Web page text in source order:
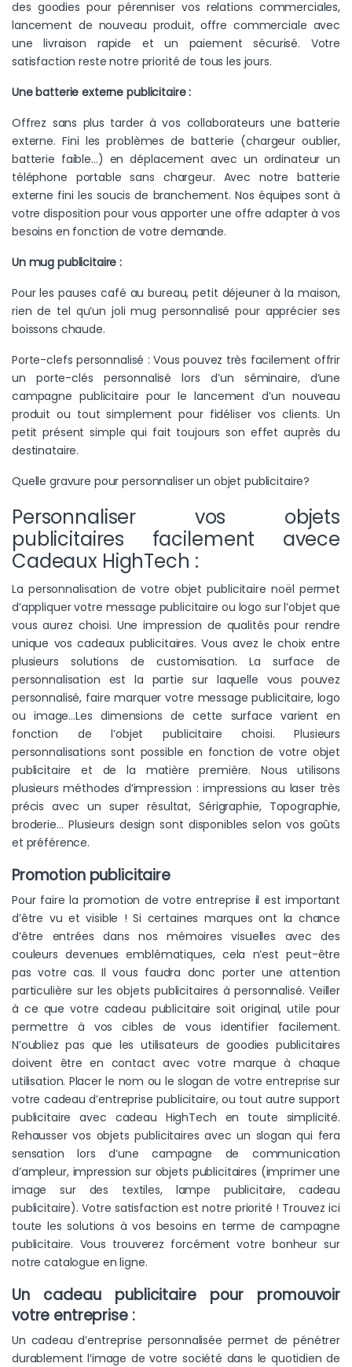
des goodies pour pérenniser vos relations commerciales,
lancement de nouveau produit, offre commerciale avec
une livraison rapide et un paiement sécurisé. Votre
satisfaction reste notre priorité de tous les jours.
Une batterie externe publicitaire :
Offrez sans plus tarder à vos collaborateurs une batterie
externe. Fini les problèmes de batterie (chargeur oublier,
batterie faible…) en déplacement avec un ordinateur un
téléphone portable sans chargeur. Avec notre batterie
externe fini les soucis de branchement. Nos équipes sont à
votre disposition pour vous apporter une offre adapter à vos
besoins en fonction de votre demande.
Un mug publicitaire :
Pour les pauses café au bureau, petit déjeuner à la maison,
rien de tel qu’un joli mug personnalisé pour apprécier ses
boissons chaude.
Porte-clefs personnalisé : Vous pouvez très facilement offrir
un porte-clés personnalisé lors d’un séminaire, d’une
campagne publicitaire pour le lancement d’un nouveau
produit ou tout simplement pour fidéliser vos clients. Un
petit présent simple qui fait toujours son effet auprès du
destinataire.
Quelle gravure pour personnaliser un objet publicitaire?
Personnaliser vos objets
publicitaires facilement avece
Cadeaux HighTech :
La personnalisation de votre objet publicitaire noël permet
d’appliquer votre message publicitaire ou logo sur l’objet que
vous aurez choisi. Une impression de qualités pour rendre
unique vos cadeaux publicitaires. Vous avez le choix entre
plusieurs solutions de customisation. La surface de
personnalisation est la partie sur laquelle vous pouvez
personnalisé, faire marquer votre message publicitaire, logo
ou image…Les dimensions de cette surface varient en
fonction de l’objet publicitaire choisi. Plusieurs
personnalisations sont possible en fonction de votre objet
publicitaire et de la matière première. Nous utilisons
plusieurs méthodes d’impression : impressions au laser très
précis avec un super résultat, Sérigraphie, Topographie,
broderie… Plusieurs design sont disponibles selon vos goûts
et préférence.
Promotion publicitaire
Pour faire la promotion de votre entreprise il est important
d’être vu et visible ! Si certaines marques ont la chance
d’être entrées dans nos mémoires visuelles avec des
couleurs devenues emblématiques, cela n’est peut-être
pas votre cas. Il vous faudra donc porter une attention
particulière sur les objets publicitaires à personnalisé. Veiller
à ce que votre cadeau publicitaire soit original, utile pour
permettre à vos cibles de vous identifier facilement.
N’oubliez pas que les utilisateurs de goodies publicitaires
doivent être en contact avec votre marque à chaque
utilisation. Placer le nom ou le slogan de votre entreprise sur
votre cadeau d’entreprise publicitaire, ou tout autre support
publicitaire avec cadeau HighTech en toute simplicité.
Rehausser vos objets publicitaires avec un slogan qui fera
sensation lors d’une campagne de communication
d’ampleur, impression sur objets publicitaires (imprimer une
image sur des textiles, lampe publicitaire, cadeau
publicitaire). Votre satisfaction est notre priorité ! Trouvez ici
toute les solutions à vos besoins en terme de campagne
publicitaire. Vous trouverez forcément votre bonheur sur
notre catalogue en ligne.
Un cadeau publicitaire pour promouvoir
votre entreprise :
Un cadeau d’entreprise personnalisée permet de pénétrer
durablement l’image de votre société dans le quotidien de